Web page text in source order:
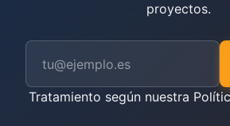
proyectos.
Tratamiento según nuestra